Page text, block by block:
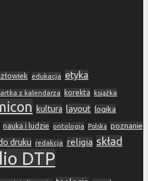
edukacja etyka
z kalendarza korekta książka
kultura layout logika
nauka i ludzie ontologia Polska poznanie
druku redakcja religia skład
DTP